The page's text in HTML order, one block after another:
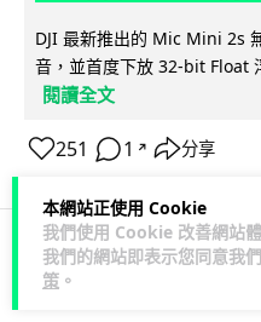
本網站正使用 Cookie
我們使用 Cookie 改善網站
我們的網站即表示您同意我
策 。
DJI 最新推出的 Mic Mini 2s
音，並首度下放 32-bit Float
閱讀全文
251 1 ↗ 分享
科技娛樂